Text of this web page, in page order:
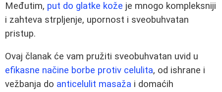
Međutim, put do glatke kože je mnogo kompleksniji
i zahteva strpljenje, upornost i sveobuhvatan
pristup.
Ovaj članak će vam pružiti sveobuhvatan uvid u
efikasne načine borbe protiv celulita, od ishrane i
vežbanja do anticelulit masaža i domaćih